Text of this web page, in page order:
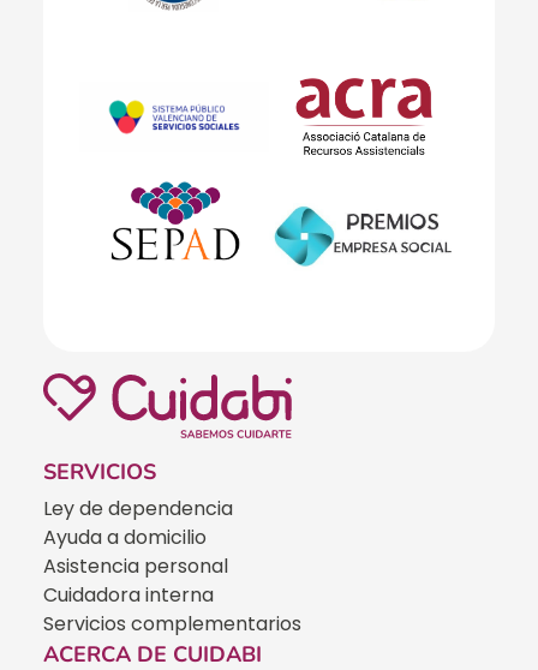
SERVICIOS
Ley de dependencia
Ayuda a domicilio
Asistencia personal
Cuidadora interna
Servicios complementarios
ACERCA DE CUIDABI